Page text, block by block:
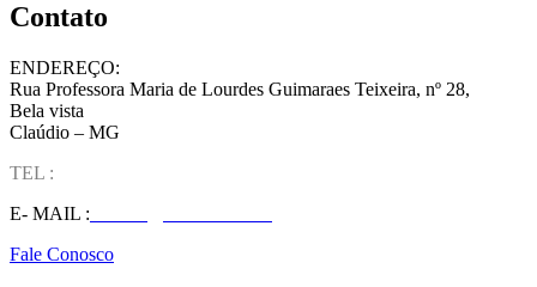
Contato
ENDEREÇO:
Rua Professora Maria de Lourdes Guimaraes Teixeira, nº 28,
Bela vista
Claúdio – MG
TEL :
E- MAIL :
Fale Conosco